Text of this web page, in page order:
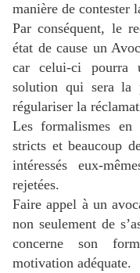
manière de contester
Par conséquent, le
état de cause un
car celui-ci pourra
solution qui sera la
régulariser la
Les formalismes en
stricts et beaucoup
intéressés eux-
rejetées.
Faire appel à un
non seulement de
concerne son
motivation adéquate.